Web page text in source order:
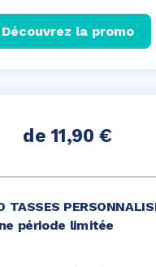
Découvrez la promo
TASSES
période limitée
de 11,90 €